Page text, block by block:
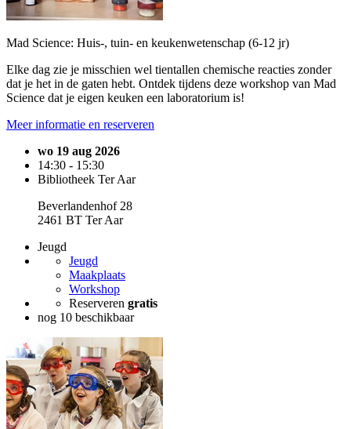
Mad Science: Huis-, tuin- en keukenwetenschap (6-12 jr)
Elke dag zie je misschien wel tientallen chemische reacties zonder
dat je het in de gaten hebt. Ontdek tijdens deze workshop van Mad
Science dat je eigen keuken een laboratorium is!
Meer informatie en reserveren
wo 19 aug 2026
14:30 - 15:30
Bibliotheek Ter Aar
Beverlandenhof 28
2461 BT Ter Aar
Jeugd
Jeugd
Maakplaats
Workshop
Reserveren gratis
nog 10 beschikbaar